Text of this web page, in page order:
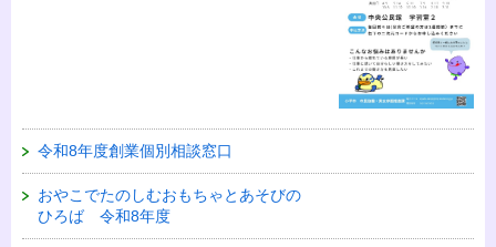
令和8年度創業個別相談窓口
おやこでたのしむおもちゃとあそびの
ひろば 令和8年度